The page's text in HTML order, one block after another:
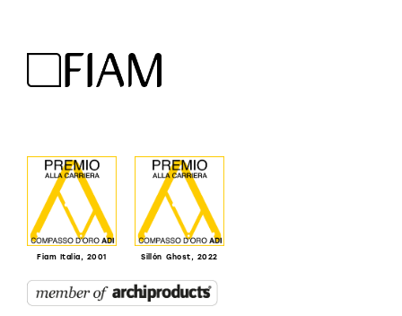
Fiam Italia, 2001 Sillón Ghost, 2022